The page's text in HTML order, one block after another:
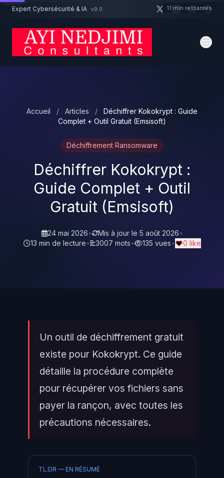
Aller au contenu principal
Expert Cybersécurité & IA v9.0
Accueil / Articles /
Déchiffrer Kokokrypt : Guide
Complet + Outil Gratuit (Emsisoft)
Déchiffrement Ransomware
Déchiffrer Kokokrypt :
Guide Complet + Outil
Gratuit (Emsisoft)
24 mai 2026• Mis à jour le 5 août 2026•
13 min de lecture• 3007 mots• 135 vues• 0 like
Un outil de déchiffrement gratuit
existe pour Kokokrypt. Ce guide
détaille la procédure complète
pour récupérer vos fichiers sans
payer la rançon, avec toutes les
précautions nécessaires.
TL;DR — EN RÉSUMÉ
Un projet cybersécurité ? 11 min restantes